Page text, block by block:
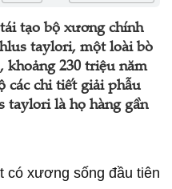
tạo bộ xương chính
taylori, một loài bò
khoảng 230 triệu năm
các chi tiết giải phẫu
taylori là họ hàng gần
có xương sống đầu tiên